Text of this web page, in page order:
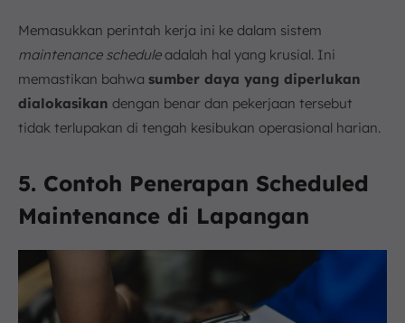
Memasukkan perintah kerja ini ke dalam sistem
maintenance scheduleadalah hal yang krusial. Ini
memastikan bahwa sumber daya yang diperlukan
dialokasikan dengan benar dan pekerjaan tersebut
tidak terlupakan di tengah kesibukan operasional harian.
5. Contoh Penerapan Scheduled
Maintenance di Lapangan